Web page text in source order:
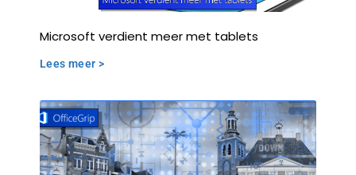
Microsoft verdient meer met tablets
Lees meer >